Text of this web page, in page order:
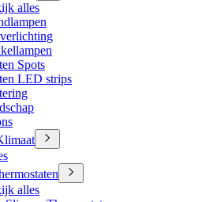
alles
Spots
LED strips
alles